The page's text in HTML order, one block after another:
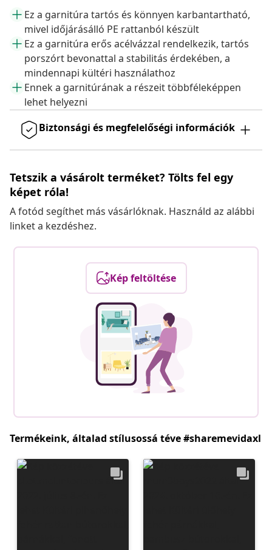
Ez a garnitúra tartós és könnyen karbantartható,
mivel időjárásálló PE rattanból készült
Ez a garnitúra erős acélvázzal rendelkezik, tartós
porszórt bevonattal a stabilitás érdekében, a
mindennapi kültéri használathoz
Ennek a garnitúrának a részeit többféleképpen
lehet helyezni
Biztonsági és megfelelőségi információk
Tetszik a vásárolt terméket? Tölts fel egy
képet róla!
A fotód segíthet más vásárlóknak. Használd az alábbi
linket a kezdéshez.
Kép feltöltése
Termékeink, általad stílusossá téve #sharemevidaxl